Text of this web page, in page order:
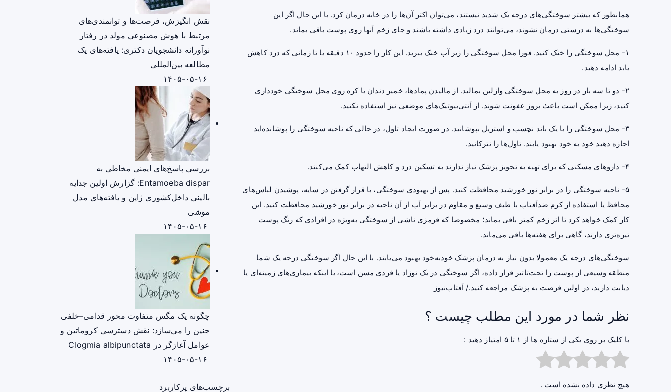
همانطور که بیشتر سوختگی‌های درجه یک شدید نیستند، می‌توان اکثر آن‌ها را در خانه درمان کرد. با این حال اگر این
سوختگی‌ها به درستی درمان نشوند، می‌توانند درد زیادی داشته باشند و جای زخم آنها روی پوست باقی بماند.
۱- محل سوختگی را خنک کنید. فورا محل سوختگی را زیر آب خنک ببرید. این کار را حدود ۱۰ دقیقه یا تا زمانی که درد کاهش
یابد ادامه دهید.
۲- دو تا سه بار در روز به محل سوختگی وازلین بمالید. از مالیدن پمادها، خمیر دندان یا کره روی محل سوختگی خودداری
کنید، زیرا ممکن است باعث بروز عفونت شوند. از آنتی‌بیوتیک‌های موضعی نیز استفاده نکنید.
۳- محل سوختگی را با یک باند نچسب و استریل بپوشانید. در صورت ایجاد تاول، در حالی که ناحیه سوختگی را پوشانده‌اید
اجازه دهید خود به خود بهبود یابند. تاول‌ها را نترکانید.
۴- دارو‌های مسکنی که برای تهیه به تجویز پزشک نیاز ندارند به تسکین درد و کاهش التهاب کمک می‌کنند.
۵- ناحیه سوختگی را در برابر نور خورشید محافظت کنید. پس از بهبودی سوختگی، با قرار گرفتن در سایه، پوشیدن لباس‌های
محافظ یا استفاده از کرم ضدآفتاب با طیف وسیع و مقاوم در برابر آب از آن ناحیه در برابر نور خورشید محافظت کنید. این
کار کمک خواهد کرد تا اثر زخم کمتر باقی بماند؛ مخصوصا که قرمزی ناشی از سوختگی به‌ویژه در افرادی که رنگ پوست
تیره‌تری دارند، گاهی برای هفته‌ها باقی می‌ماند.
سوختگی‌های درجه یک معمولا بدون نیاز به درمان پزشک خودبه‌خود بهبود می‌یابند. با این حال اگر سوختگی درجه یک شما
منطقه وسیعی از پوست را تحت‌تاثیر قرار داده، اگر سوختگی در یک نوزاد یا فردی مسن است، یا اینکه بیماری‌های زمینه‌ای یا
دیابت دارید، در اولین فرصت به پزشک مراجعه کنید./ آفتاب‌‌نیوز
نظر شما در مورد این مطلب چیست ؟
با کلیک بر روی یکی از ستاره ها از ۱ تا ۵ امتیاز دهید :
هیچ نظری داده نشده است .
نقش انگیزش، فرصت‌ها و توانمندی‌های
مرتبط با هوش مصنوعی مولد در رفتار
نوآورانه دانشجویان دکتری: یافته‌های یک
مطالعه بین‌المللی
بررسی پاسخ‌های ایمنی مخاطی به
Entamoeba dispar: گزارش اولین جدایه
بالینی داخل‌کشوری ژاپن و یافته‌های مدل
موشی
چگونه یک مگس متفاوت محور قدامی–خلفی
جنین را می‌سازد: نقش دسترسی کروماتین و
عوامل آغازگر در Clogmia albipunctata
برچسب‌های پرکاربرد